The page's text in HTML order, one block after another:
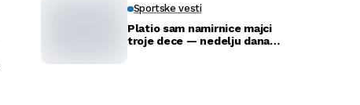
Sportske vesti
Platio sam namirnice majci
troje dece — nedelju dana